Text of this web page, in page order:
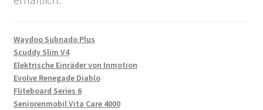
Waydoo Subnado Plus
Scuddy Slim V4
Elektrische Einräder von Inmotion
Evolve Renegade Diablo
Fliteboard Series 6
Seniorenmobil Vita Care 4000